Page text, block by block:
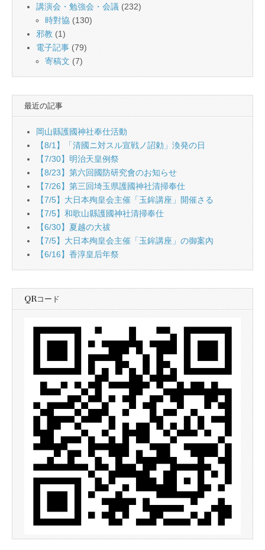
講演会・勉強会・会議 (232)
時對協 (130)
邪教 (1)
電子記事 (79)
寄稿文 (7)
最近の記事
岡山縣護國神社奉仕活動
【8/1】「清國ニ対スル宣戦ノ詔勅」渙発の日
【7/30】明治天皇例祭
【8/23】第六回國防研究會のお知らせ
【7/26】第三回埼玉県護國神社清掃奉仕
【7/5】大日本殉皇会主催「玉鉾講座」開催さる
【7/5】和歌山縣護國神社清掃奉仕
【6/30】夏越の大祓
【7/5】大日本殉皇会主催「玉鉾講座」の御案內
【6/16】香淳皇后年祭
QRコード